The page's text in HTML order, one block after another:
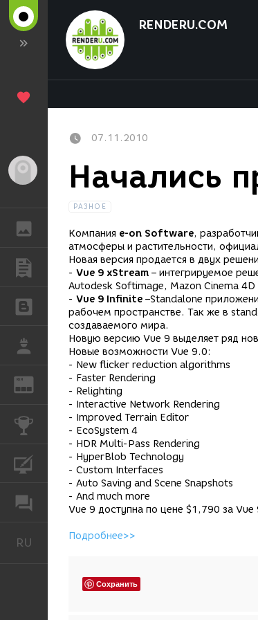
ГАЛЕРЕЯ
ПУБЛИКАЦИИ
БЛОГИ
РАБОТА
REN ЖУРНАЛ
КОНКУРСЫ
КУРСЫ
ФОРУМ
RU Русский
RENDERU.COM
07.11.2010
Начались
РАЗНОЕ
Компания e-on Software,
атмосферы и растительности,
Новая версия продается в двух
- Vue 9 xStream – интегрируемое
Autodesk Softimage, Mazon Cinema
- Vue 9 Infinite –Standalone
рабочем пространстве. Так же в
создаваемого мира.
Новую версию Vue 9 выделяет ряд
Новые возможности Vue 9.0:
- New flicker reduction algorithms
- Faster Rendering
- Relighting
- Interactive Network Rendering
- Improved Terrain Editor
- EcoSystem 4
- HDR Multi-Pass Rendering
- HyperBlob Technology
- Custom Interfaces
- Auto Saving and Scene Snapshots
- And much more
Vue 9 доступна по цене $1,790 за
Подробнее>>
Сохранить